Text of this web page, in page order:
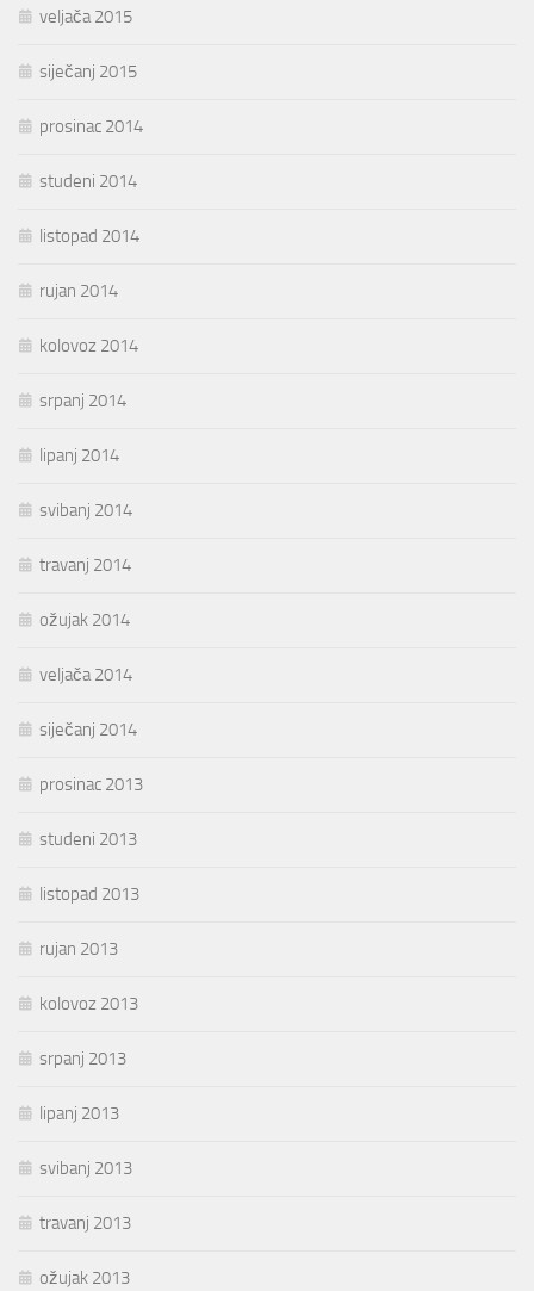
veljača 2015
siječanj 2015
prosinac 2014
studeni 2014
listopad 2014
rujan 2014
kolovoz 2014
srpanj 2014
lipanj 2014
svibanj 2014
travanj 2014
ožujak 2014
veljača 2014
siječanj 2014
prosinac 2013
studeni 2013
listopad 2013
rujan 2013
kolovoz 2013
srpanj 2013
lipanj 2013
svibanj 2013
travanj 2013
ožujak 2013